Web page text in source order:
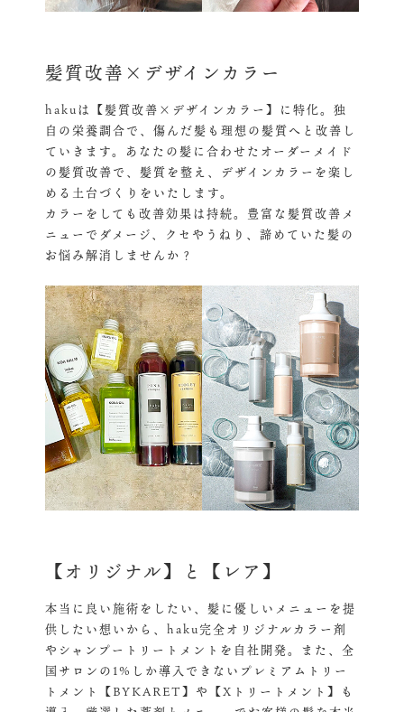
髪質改善×デザインカラー
hakuは【髪質改善×デザインカラー】に特化。独
自の栄養調合で、傷んだ髪も理想の髪質へと改善し
ていきます。あなたの髪に合わせたオーダーメイド
の髪質改善で、髪質を整え、デザインカラーを楽し
める土台づくりをいたします。
カラーをしても改善効果は持続。豊富な髪質改善メ
ニューでダメージ、クセやうねり、諦めていた髪の
お悩み解消しませんか？
【オリジナル】と【レア】
本当に良い施術をしたい、髪に優しいメニューを提
供したい想いから、haku完全オリジナルカラー剤
やシャンプートリートメントを自社開発。また、全
国サロンの1%しか導入できないプレミアムトリー
トメント【BYKARET】や【Xトリートメント】も